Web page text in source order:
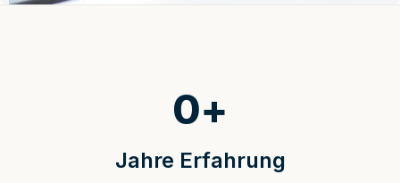
Jahre Erfahrung
0+